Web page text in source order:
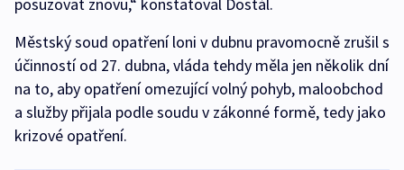
posuzovat znovu,“ konstatoval Dostál.
Městský soud opatření loni v dubnu pravomocně zrušil s
účinností od 27. dubna, vláda tehdy měla jen několik dní
na to, aby opatření omezující volný pohyb, maloobchod
a služby přijala podle soudu v zákonné formě, tedy jako
krizové opatření.